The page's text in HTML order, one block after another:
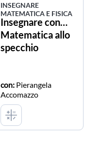
INSEGNARE
MATEMATICA E FISICA
Insegnare con…
Matematica allo
specchio
con: Pierangela
Accomazzo